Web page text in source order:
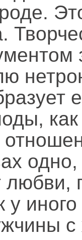
любви,